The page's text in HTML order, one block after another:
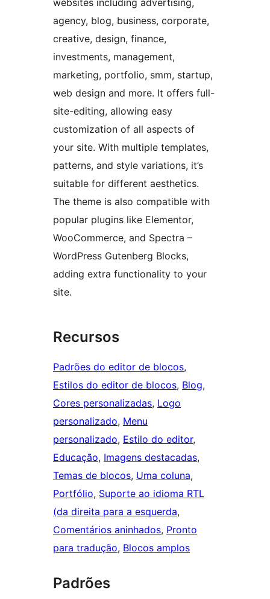
agency, blog, business, corporate,
creative, design, finance,
investments, management,
marketing, portfolio, smm, startup,
web design and more. It offers full-
site-editing, allowing easy
customization of all aspects of
your site. With multiple templates,
patterns, and style variations, it’s
suitable for different aesthetics.
The theme is also compatible with
popular plugins like Elementor,
WooCommerce, and Spectra –
WordPress Gutenberg Blocks,
adding extra functionality to your
site.
Recursos
Padrões do editor de blocos
Estilos do editor de blocos, Blog
Cores personalizadas, Logo
personalizado, Menu
personalizado, Estilo do editor
Educação, Imagens destacadas
Temas de blocos, Uma coluna
Portfólio, Suporte ao idioma RTL
(da direita para a esquerda
Comentários aninhados, Pronto
para tradução, Blocos amplos
Padrões